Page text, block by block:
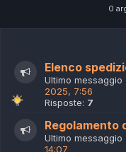
0
Elenco
Ultimo messaggio
2025, 7:56
Risposte: 7
Regolamento
Ultimo messaggio
14:07